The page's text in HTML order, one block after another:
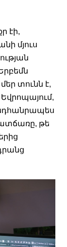
էի,
մյուս
տունն է,
թե